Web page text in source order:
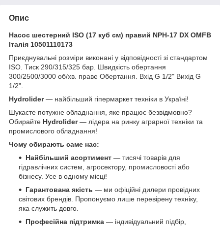
Опис
Насос шестерний ISO (17 куб см) правий NPH-17 DX OMFB
Італія 10501110173
Приєднувальні розміри виконані у відповідності зі стандартом
ISO. Тиск 290/315/325 бар. Швидкість обертання
300/2500/3000 об/хв. праве Обертання. Вхід G 1/2" Вихід G
1/2".
Hydrolider— найбільший гіпермаркет техніки в Україні!
Шукаєте потужне обладнання, яке працює безвідмовно?
Обирайте Hydrolider— лідера на ринку аграрної техніки та
промислового обладнання!
Чому обирають саме нас:
Найбільший асортимент — тисячі товарів для
гідравлічних систем, агросектору, промисловості або
бізнесу. Усе в одному місці!
Гарантована якість — ми офіційні дилери провідних
світових брендів. Пропонуємо лише перевірену техніку,
яка служить довго.
Професійна підтримка — індивідуальний підбір,